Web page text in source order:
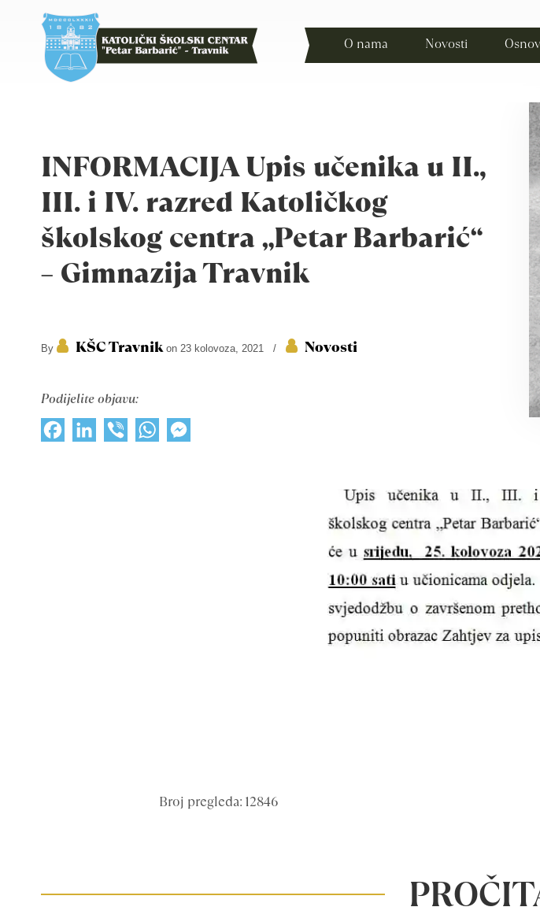
O nama Novosti
INFORMACIJA Upis učenika u II.,
III. i IV. razred Katoličkog
školskog centra „Petar Barbarić“
– Gimnazija Travnik
By KŠC Travnikon 23 kolovoza, 2021 / Novosti
Podijelite objavu:
FacebookLinkedInViber WhatsApp
Broj pregleda: 12846